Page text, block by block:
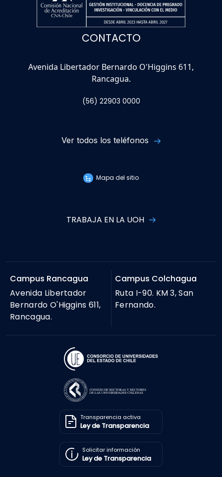
CONTACTO
Avenida Libertador Bernardo O'Higgins 611,
Rancagua.
(56) 22903 0000
Ver todos los teléfonos
Mapa del sitio
TRABAJA EN LA UOH
Campus Rancagua
Avenida Libertador
Bernardo O'Higgins 611,
Rancagua.
Campus Colchagua
Ruta I-90. KM 3, San
Fernando.
Transparencia activa
Ley de Transparencia
Solicitar información
Ley de Transparencia